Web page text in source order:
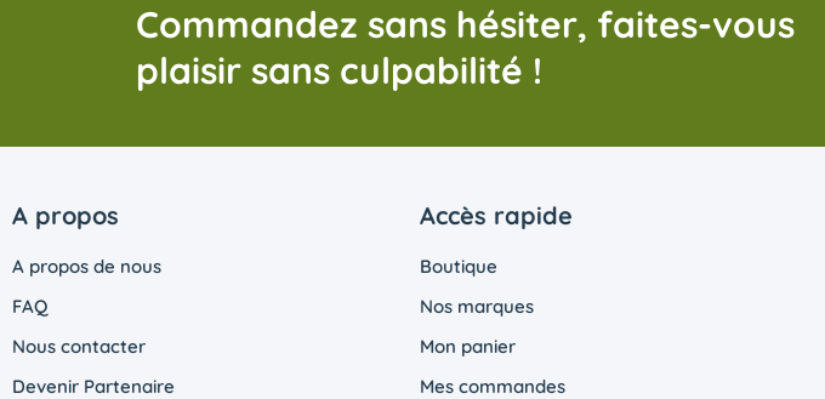
Commandez sans hésiter, faites-vous
plaisir sans culpabilité !
A propos
A propos de nous
FAQ
Nous contacter
Devenir Partenaire
Accès rapide
Boutique
Nos marques
Mon panier
Mes commandes